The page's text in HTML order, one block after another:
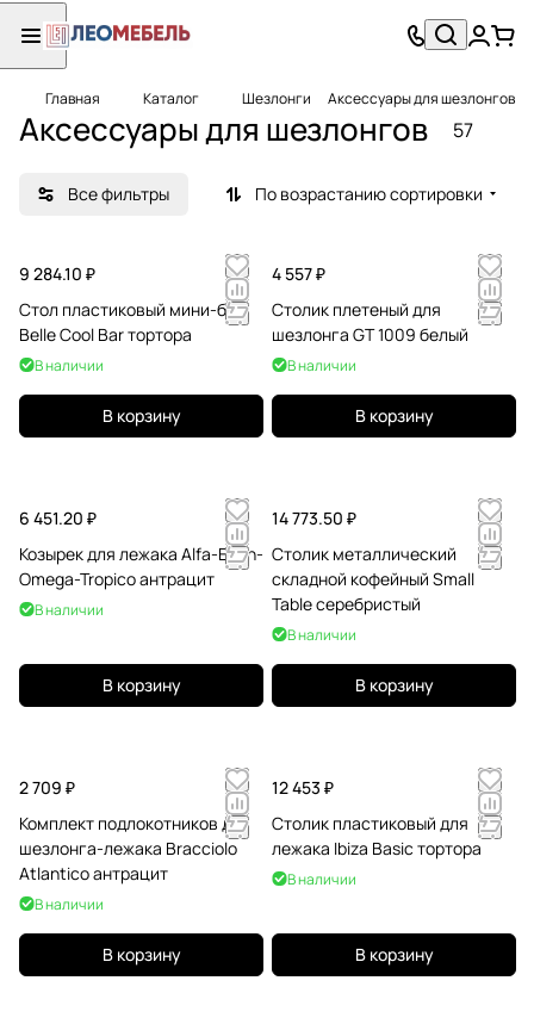
Главная Каталог Шезлонги Аксессуары для шезлонгов
Аксессуары для шезлонгов 57
Все фильтры По возрастанию сортировки
9 284.10 ₽
Стол пластиковый мини-бар
Belle Cool Bar тортора
В наличии
В корзину
4 557 ₽
Столик плетеный для
шезлонга GT 1009 белый
В наличии
В корзину
6 451.20 ₽
Козырек для лежака Alfa-Eden-
Omega-Tropico антрацит
В наличии
В корзину
14 773.50 ₽
Столик металлический
складной кофейный Small
Table серебристый
В наличии
В корзину
2 709 ₽
Комплект подлокотников для
шезлонга-лежака Bracciolo
Atlantico антрацит
В наличии
В корзину
12 453 ₽
Столик пластиковый для
лежака Ibiza Basic тортора
В наличии
В корзину